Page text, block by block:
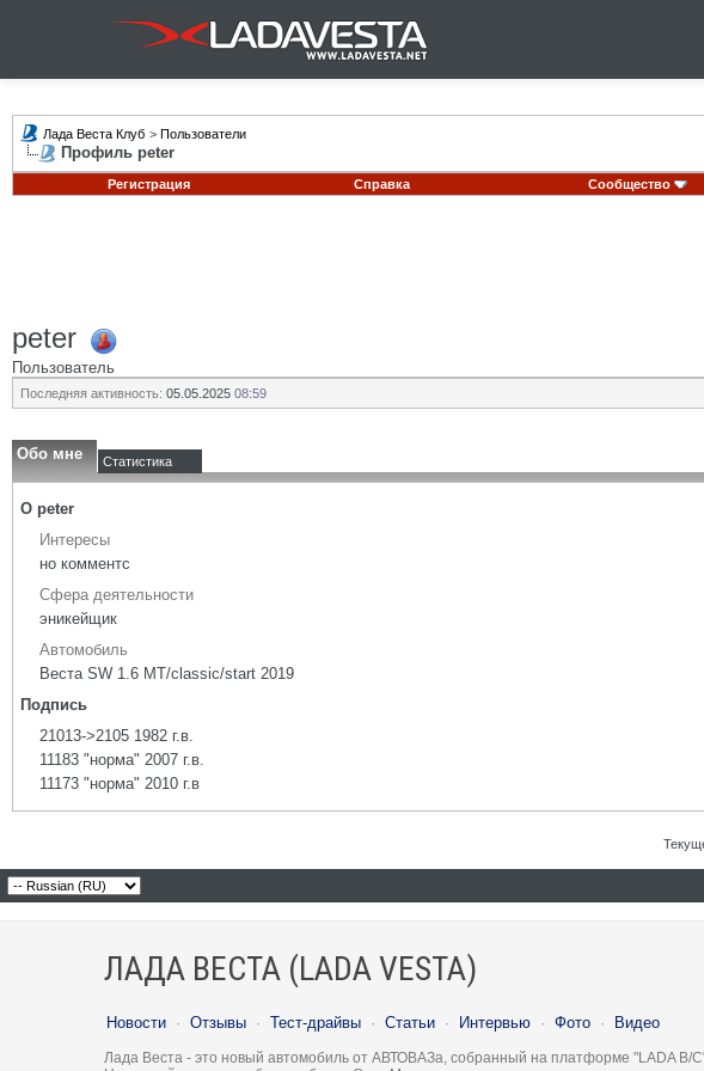
Лада Веста Клуб > Пользователи
Профиль peter
Регистрация
Справка Сообщество
peter
Пользователь
Последняя активность: 05.05.2025 08:59
Обо мне Статистика
О peter
Интересы
но комментс
Сфера деятельности
эникейщик
Автомобиль
Веста SW 1.6 МТ/classic/start 2019
Подпись
21013->2105 1982 г.в.
11183 "норма" 2007 г.в.
11173 "норма" 2010 г.в
ЛАДА ВЕСТА (LADA VESTA)
Новости · Отзывы · Тест-драйвы · Статьи · Интервью · Фото · Видео
Лада Веста - это новый автомобиль от АВТОВАЗа, собранный на платформе "LADA B/